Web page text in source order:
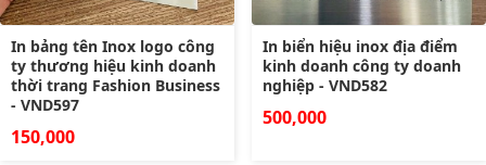
In bảng tên Inox logo công
ty thương hiệu kinh doanh
thời trang Fashion Business
- VND597
150,000
In biển hiệu inox địa điểm
kinh doanh công ty doanh
nghiệp - VND582
500,000